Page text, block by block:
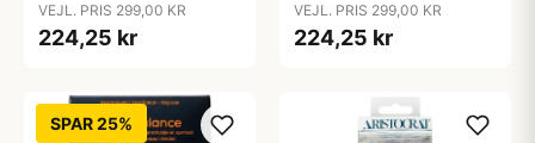
VEJL. PRIS 299,00 KR
224,25 kr
VEJL. PRIS 299,00 KR
224,25 kr
SPAR 25%